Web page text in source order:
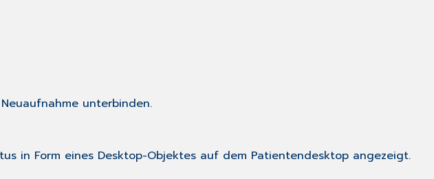
unterbinden.
in Form eines Desktop-Objektes auf dem Patientendesktop angezeigt.